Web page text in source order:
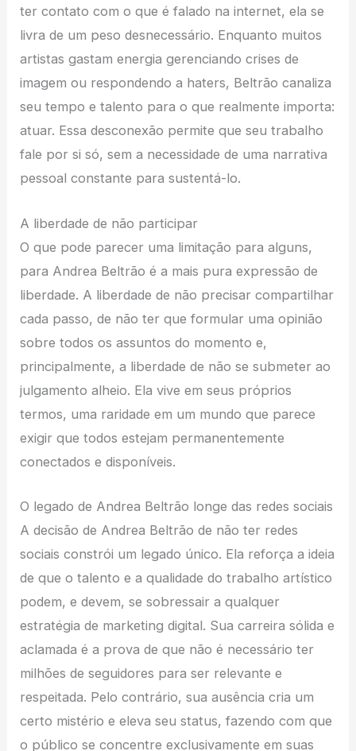
ter contato com o que é falado na internet, ela se
livra de um peso desnecessário. Enquanto muitos
artistas gastam energia gerenciando crises de
imagem ou respondendo a haters, Beltrão canaliza
seu tempo e talento para o que realmente importa:
atuar. Essa desconexão permite que seu trabalho
fale por si só, sem a necessidade de uma narrativa
pessoal constante para sustentá-lo.
A liberdade de não participar
O que pode parecer uma limitação para alguns,
para Andrea Beltrão é a mais pura expressão de
liberdade. A liberdade de não precisar compartilhar
cada passo, de não ter que formular uma opinião
sobre todos os assuntos do momento e,
principalmente, a liberdade de não se submeter ao
julgamento alheio. Ela vive em seus próprios
termos, uma raridade em um mundo que parece
exigir que todos estejam permanentemente
conectados e disponíveis.
O legado de Andrea Beltrão longe das redes sociais
A decisão de Andrea Beltrão de não ter redes
sociais constrói um legado único. Ela reforça a ideia
de que o talento e a qualidade do trabalho artístico
podem, e devem, se sobressair a qualquer
estratégia de marketing digital. Sua carreira sólida e
aclamada é a prova de que não é necessário ter
milhões de seguidores para ser relevante e
respeitada. Pelo contrário, sua ausência cria um
certo mistério e eleva seu status, fazendo com que
o público se concentre exclusivamente em suas